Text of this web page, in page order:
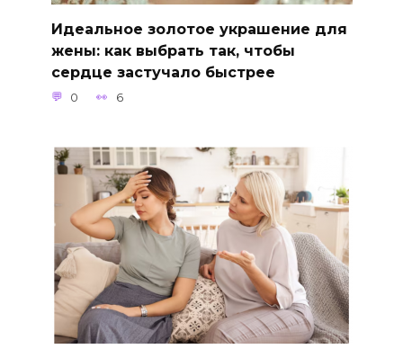
Идеальное золотое украшение для
жены: как выбрать так, чтобы
сердце застучало быстрее
0 6